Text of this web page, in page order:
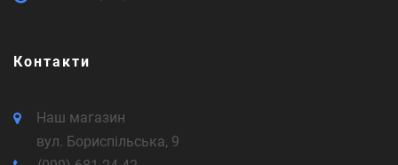
Контакти
Наш магазин
вул. Бориспільська, 9